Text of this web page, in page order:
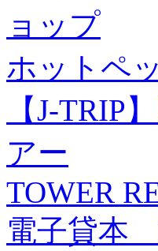
ョップ
ホットペ
【J-TRIP
アー
TOWER
電子貸本